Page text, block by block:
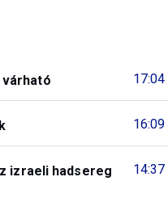
17:04
várható
16:09
14:37
izraeli hadsereg